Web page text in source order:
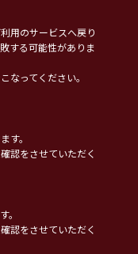
用のサービスへ戻り
する可能性がありま
なってください。
す。
認をさせていただく
。
認をさせていただく